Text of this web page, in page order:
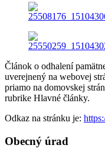
Článok o odhalení
uverejnený na webovej
priamo na domovskej
rubrike Hlavné články.
Odkaz na stránku je:
Obecný úrad